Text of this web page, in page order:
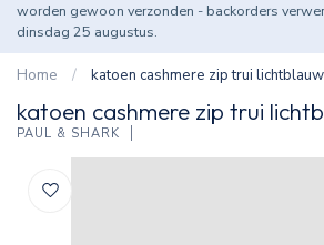
worden gewoon verzonden - backorders
dinsdag 25 augustus.
Home / katoen cashmere zip trui lichtblauw
katoen cashmere zip trui
PAUL & SHARK